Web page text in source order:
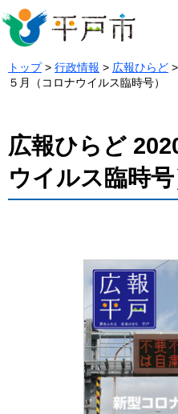
トップ> 行政情報 > 広報ひらど >
５月（コロナウイルス臨時号）
広報ひらど
ウイルス臨時